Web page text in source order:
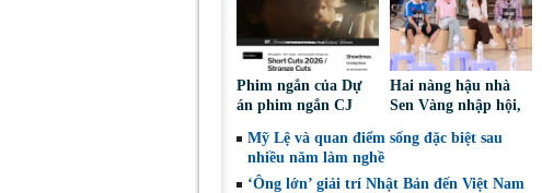
Phim ngắn của Dự
án phim ngắn CJ
tại LHP quốc tế
Toronto 2026
Hai nàng hậu nhà
Sen Vàng nhập hội,
chinh phục khán giả
Mỹ Lệ và quan điểm sống đặc biệt sau
nhiều năm làm nghề
‘Ông lớn’ giải trí Nhật Bản đến Việt Nam